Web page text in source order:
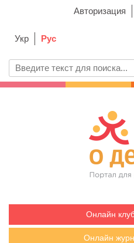
Авторизация
Укр Рус
Онлайн
Онлайн